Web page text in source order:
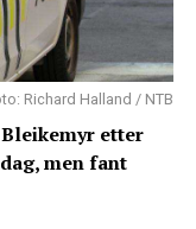
Richard Halland / NTB
etter
men fant